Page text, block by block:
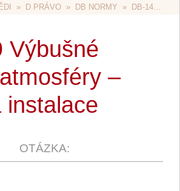
  »
D PRÁVO
  »
DB NORMY
  »  DB-149 VÝBUŠNÉ PLYNNÉ ATMOSFÉRY – VÝBĚR A INSTALACE
Výbušné
–
instalace